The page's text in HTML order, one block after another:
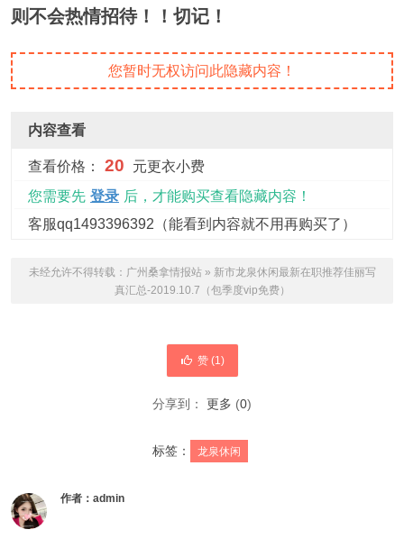
则不会热情招待！！切记！
您暂时无权访问此隐藏内容！
内容查看
查看价格： 20
元更衣小费
您需要先 登录 后，才能购买查看隐藏内容！
客服qq1493396392（能看到内容就不用再购买了）
未经允许不得转载： 广州桑拿情报站» 新市龙泉休闲最新在职推荐佳丽写
真汇总-2019.10.7（包季度vip免费）
赞 (1)
分享到： 更多 (0)
标签： 龙泉休闲
作者： admin